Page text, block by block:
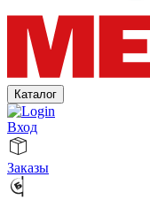
Каталог
Вход
Заказы